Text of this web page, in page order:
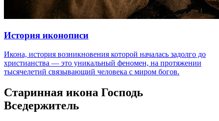
История иконописи
Икона, история возникновения которой началась задолго до
христианства — это уникальный феномен, на протяжении
тысячелетий связывающий человека с миром богов.
Старинная икона Господь
Вседержитель